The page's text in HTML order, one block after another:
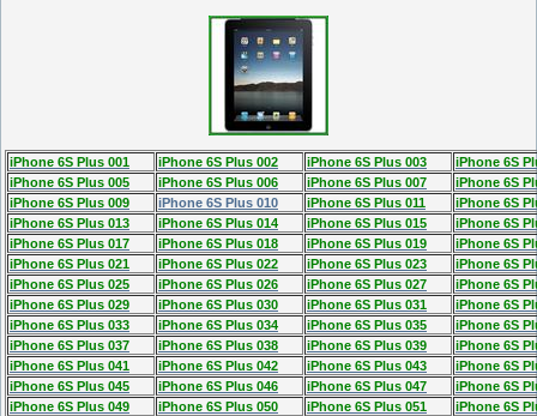
iPhone 6S Plus 001 iPhone 6S Plus 002 iPhone 6S Plus 003
iPhone 6S
iPhone 6S Plus 005
iPhone 6S Plus 006 iPhone 6S Plus 007
iPhone 6S
iPhone 6S Plus 009
iPhone 6S Plus 010 iPhone 6S Plus 011
iPhone 6S
iPhone 6S Plus 013
iPhone 6S Plus 014 iPhone 6S Plus 015
iPhone 6S
iPhone 6S Plus 017
iPhone 6S Plus 018 iPhone 6S Plus 019
iPhone 6S
iPhone 6S Plus 021
iPhone 6S Plus 022 iPhone 6S Plus 023
iPhone 6S
iPhone 6S Plus 025
iPhone 6S Plus 026 iPhone 6S Plus 027
iPhone 6S
iPhone 6S Plus 029
iPhone 6S Plus 030 iPhone 6S Plus 031
iPhone 6S
iPhone 6S Plus 033
iPhone 6S Plus 034 iPhone 6S Plus 035
iPhone 6S
iPhone 6S Plus 037
iPhone 6S Plus 038 iPhone 6S Plus 039
iPhone 6S
iPhone 6S Plus 041
iPhone 6S Plus 042 iPhone 6S Plus 043
iPhone 6S
iPhone 6S Plus 045
iPhone 6S Plus 046 iPhone 6S Plus 047
iPhone 6S
iPhone 6S Plus 049
iPhone 6S Plus 050 iPhone 6S Plus 051
iPhone 6S